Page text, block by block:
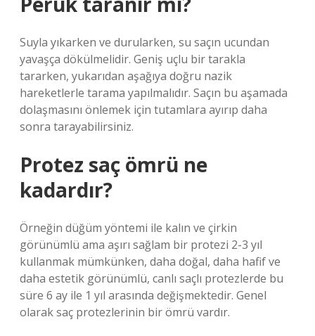
Suyla yıkarken ve durularken, su saçın ucundan
yavaşça dökülmelidir. Geniş uçlu bir tarakla
tararken, yukarıdan aşağıya doğru nazik
hareketlerle tarama yapılmalıdır. Saçın bu aşamada
dolaşmasını önlemek için tutamlara ayırıp daha
sonra tarayabilirsiniz.
Protez saç ömrü ne
kadardır?
Örneğin düğüm yöntemi ile kalın ve çirkin
görünümlü ama aşırı sağlam bir protezi 2-3 yıl
kullanmak mümkünken, daha doğal, daha hafif ve
daha estetik görünümlü, canlı saçlı protezlerde bu
süre 6 ay ile 1 yıl arasında değişmektedir. Genel
olarak saç protezlerinin bir ömrü vardır.